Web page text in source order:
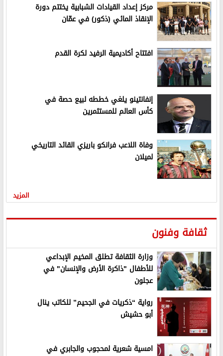
مركز إعداد القيادات الشبابية يختتم دورة
الإنقاذ المائي (ذكور) في عمّان
افتتاح أكاديمية الرفيد لكرة القدم
إنفانتينو يلغي خططه لبيع حصة في
كأس العالم للمستثمرين
وفاة اللاعب فرانكو باريزي القائد التاريخي
لميلان
المزيد
ثقافة وفنون
وزارة الثقافة تطلق المخيم الإبداعي
للأطفال "ذاكرة الأرض والإنسان" في
عجلون
رواية “ذكريات في الجحيم” للكاتب ينال
أبو حشيش
امسية شعرية لمحجوب والجابري في